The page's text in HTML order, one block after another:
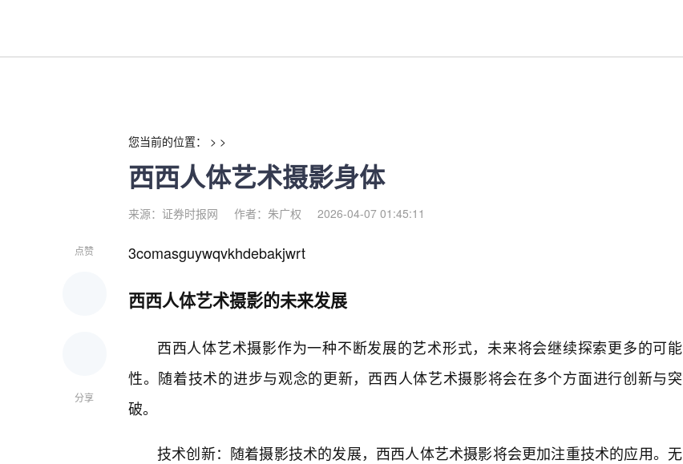
您当前的位置： > >
西西人体艺术摄影身体
来源：证券时报网 作者：朱广权 2026-04-07 01:45:11
点赞
分享
3comasguywqvkhdebakjwrt
西西人体艺术摄影的未来发展
西西人体艺术摄影作为一种不断发展的艺术形式，未来将会继续探索更多的可能
性。随着技术的进步与观念的更新，西西人体艺术摄影将会在多个方面进行创新与突
破。
技术创新：随着摄影技术的发展，西西人体艺术摄影将会更加注重技术的应用。无